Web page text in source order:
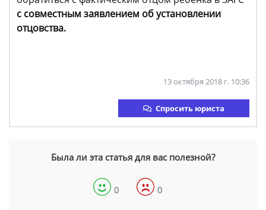
с совместным заявлением об установлении
отцовства.
13 октября 2018 г. 10:36
Спросить юриста
Была ли эта статья для вас полезной?
0 0